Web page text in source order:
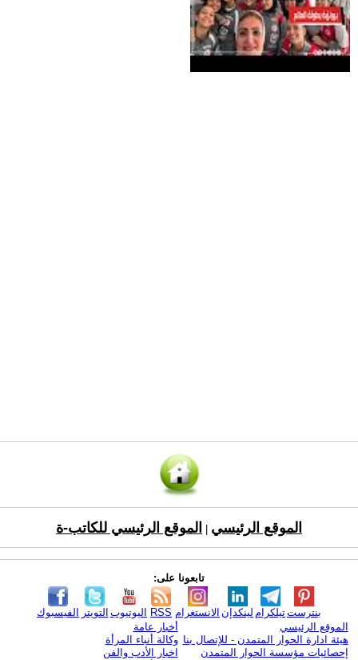
الموقع الرئيسي الموقع الرئيسي للكاتب-ة
تابعونا على:
الفيسبوك التويتر اليوتيوب RSS الانستغرام لينكدإن تيلكرامبنترست
الموقع الرئيسي
هيئة ادارة الحوار المتمدن - للإتصال بنا
إحصائيات مؤسسة الحوار المتمدن
أخبار عامة
وكالة أنباء المرأة
اخبار الأدب والفن